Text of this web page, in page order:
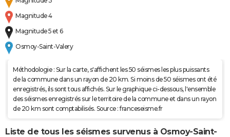
Magnitude 4
Magnitude 5 et 6
Osmoy-Saint-Valery
Méthodologie : Sur la carte, s'affichent les 50 séismes les plus puissants
de la commune dans un rayon de 20 km. Si moins de 50 séismes ont été
enregistrés, ils sont tous affichés. Sur le graphique ci-dessous, l'ensemble
des séismes enregistrés sur le territoire de la commune et dans un rayon
de 20 km sont comptabilisés. Source : franceseisme.fr
Liste de tous les séismes survenus à Osmoy-Saint-